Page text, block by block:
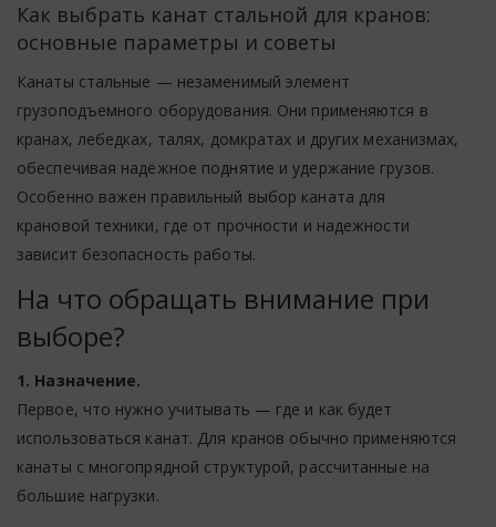
Как выбрать канат стальной для кранов:
основные параметры и советы
Канаты стальные — незаменимый элемент
грузоподъемного оборудования. Они применяются в
кранах, лебедках, талях, домкратах и других механизмах,
обеспечивая надёжное поднятие и удержание грузов.
Особенно важен правильный выбор каната для
крановой техники, где от прочности и надежности
зависит безопасность работы.
На что обращать внимание при
выборе?
1. Назначение.
Первое, что нужно учитывать — где и как будет
использоваться канат. Для кранов обычно применяются
канаты с многопрядной структурой, рассчитанные на
большие нагрузки.